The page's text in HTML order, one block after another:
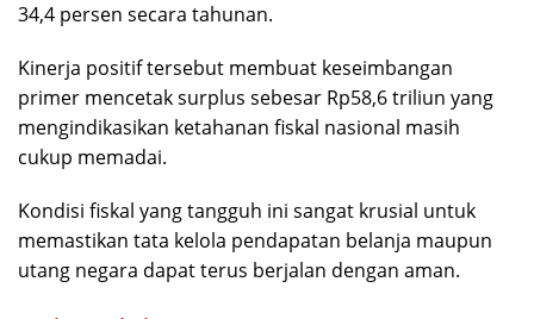
34,4 persen secara tahunan.
Kinerja positif tersebut membuat keseimbangan
primer mencetak surplus sebesar Rp58,6 triliun yang
mengindikasikan ketahanan fiskal nasional masih
cukup memadai.
Kondisi fiskal yang tangguh ini sangat krusial untuk
memastikan tata kelola pendapatan belanja maupun
utang negara dapat terus berjalan dengan aman.